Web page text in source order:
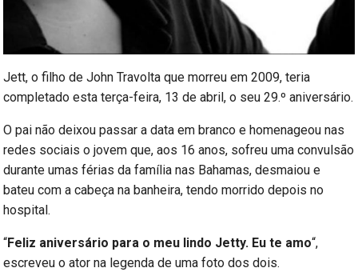
Jett, o filho de John Travolta que morreu em 2009, teria
completado esta terça-feira, 13 de abril, o seu 29.º aniversário.
O pai não deixou passar a data em branco e homenageou nas
redes sociais o jovem que, aos 16 anos, sofreu uma convulsão
durante umas férias da família nas Bahamas, desmaiou e
bateu com a cabeça na banheira, tendo morrido depois no
hospital.
“Feliz aniversário para o meu lindo Jetty. Eu te amo“,
escreveu o ator na legenda de uma foto dos dois.